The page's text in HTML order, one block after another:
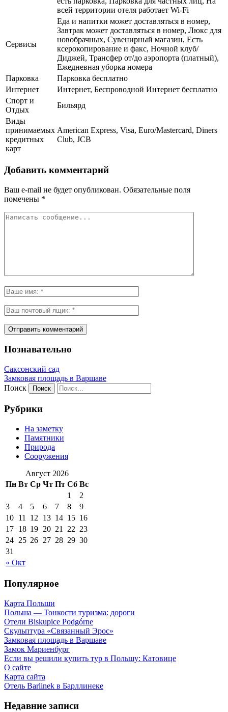
всей территории отеля работает Wi-Fi
Сервисы
Еда и напитки может доставляться в номер,
Завтрак может доставляться в номер, Люкс для
новобрачных, Сувенирный магазин, Есть
ксерокопирование и факс, Ночной клуб/
Диджей, Трансфер от/до аэропорта (платный),
Ежедневная уборка номера
Парковка
Парковка бесплатно
Интернет
Интернет, Беспроводной Интернет бесплатно
Спорт и
Отдых
Бильярд
Виды
принимаемых
кредитных
карт
American Express, Visa, Euro/Mastercard, Diners
Club, JCB
Добавить комментарий
Ваш e-mail не будет опубликован. Обязательные поля
помечены *
Познавательно
Саксонский сад
Замковая площадь в Варшаве
Поиск
Рубрики
На заметку
Памятники
Природа
Сооружения
Август 2026
Пн Вт Ср Чт Пт Сб Вс
« Окт
1
2
3
4 5 6 7 8
9
10 11 12 13 14 15 16
17 18 19 20 21 22 23
24 25 26 27 28 29 30
31
Популярное
Карта Польши
Польша — Тонкости туризма: дороги
Отели Biskupice Podgórne
Скульптура «Связанный Эрос»
Замковая площадь в Варшаве
Замок Мариенбург
Если вы решили купить тур в Польшу: Катовице
О сайте
Карта сайта
Отель Barlinek в Барллинеке
Недавние записи